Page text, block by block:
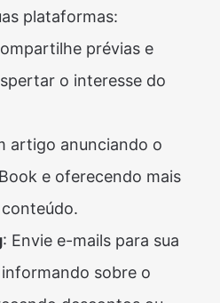
plataformas:
prévias e
o interesse do
artigo anunciando o
e oferecendo mais
: Envie e-mails para sua
sobre o